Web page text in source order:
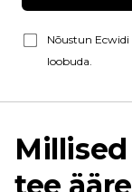
Nõustun Ecwidi
loobuda.